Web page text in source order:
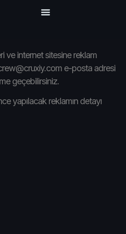
ve internet sitesine reklam
e-posta adresi
geçebilirsiniz.
yapılacak reklamın detayı